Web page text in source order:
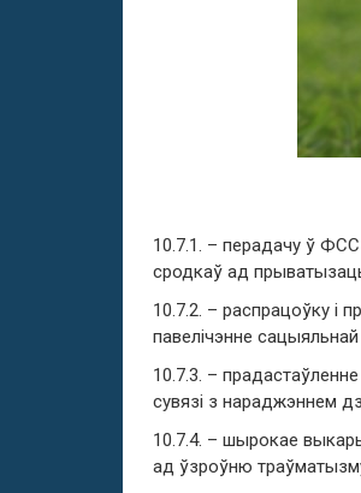
10.7.1. – перадачу ў
сродкаў ад
10.7.2. – распрацоўку і
павелічэнне
10.7.3. –
сувязі з нараджэннем
10.7.4. – шырокае
ад ўзроўню